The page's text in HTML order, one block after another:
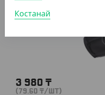
3 980 ₸
(79.60 ₸/ШТ)
Костанай